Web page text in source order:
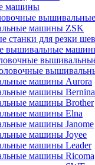
машины
машины ZSK
станки для резки
вышивальные
машины Aurora
машины Bernina
машины Brother
машины Elna
машины Janome
машины Joyee
машины Leader
машины Ricoma